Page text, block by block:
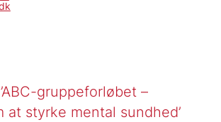
gruppeforløbet –
at styrke mental sundhed’